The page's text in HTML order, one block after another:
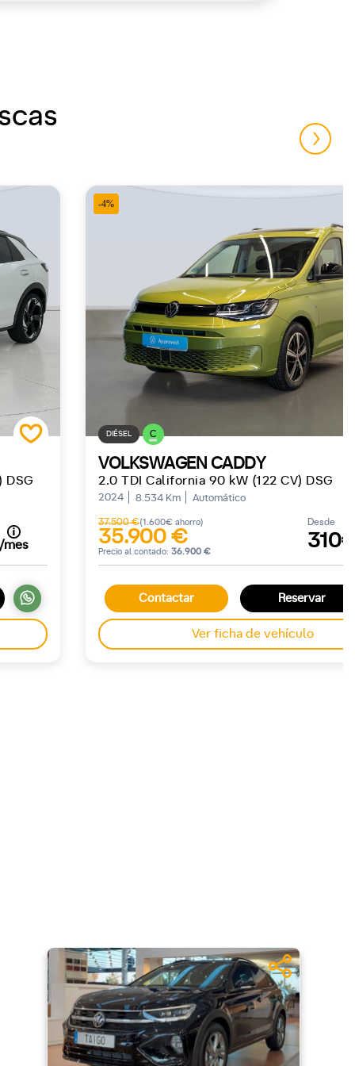
DSG
/mes
-4%
DIÉSEL C
VOLKSWAGEN CADDY
2.0 TDI California 90 kW (122 CV) DSG
2024 8.534 Km Automático
37.500 €(1.600€ ahorro)
35.900 €
Precio al contado: 36.900 €
Desde
Contactar Reservar
Ver ficha de vehículo